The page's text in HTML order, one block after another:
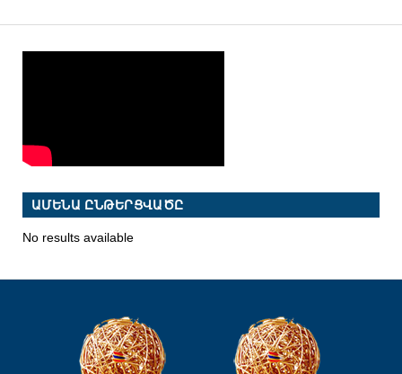
ԱՄԵՆԱ ԸՆԹԵՐՑՎԱԾԸ
No results available